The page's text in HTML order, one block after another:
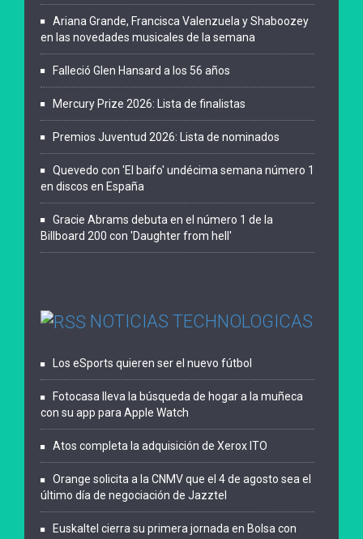
Ariana Grande, Francisca Valenzuela y Shaboozey
en las novedades musicales de la semana
Falleció Glen Hansard a los 56 años
Mercury Prize 2026: Lista de finalistas
Premios Juventud 2026: Lista de nominados
Quevedo con 'El baifo' undécima semana número 1
en discos en España
Gracie Abrams debuta en el número 1 de la
Billboard 200 con 'Daughter from hell'
NOTICIAS TECHNOLOGICAS
Los eSports quieren ser el nuevo fútbol
Fotocasa lleva la búsqueda de hogar a la muñeca
con su app para Apple Watch
Atos completa la adquisición de Xerox ITO
Orange solicita a la CNMV que el 4 de agosto sea el
último día de negociación de Jazztel
Euskaltel cierra su primera jornada en Bolsa con